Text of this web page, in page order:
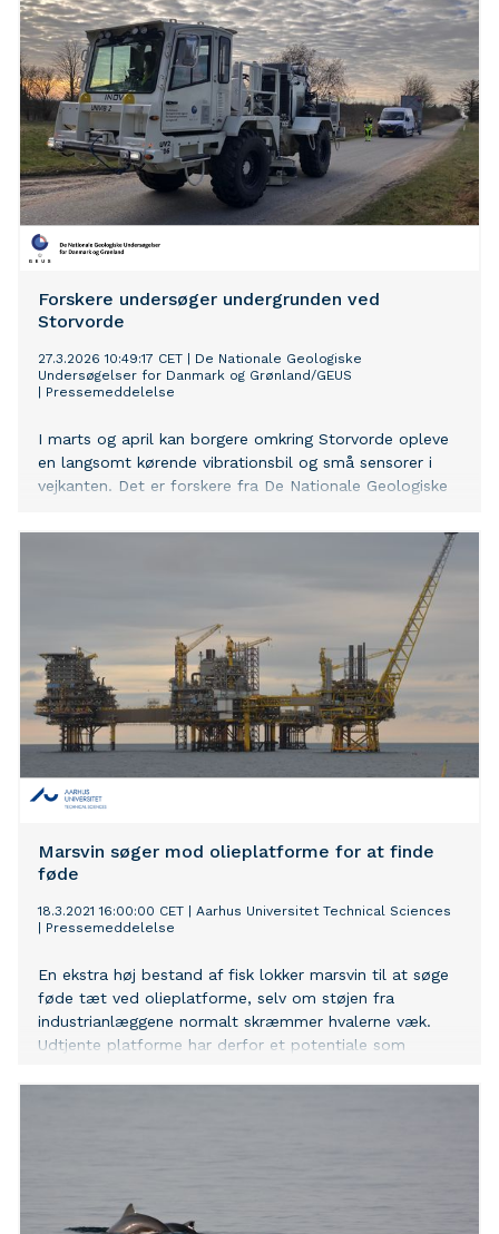
Forskere undersøger undergrunden ved
Storvorde
27.3.2026 10:49:17 CET
De Nationale Geologiske
Undersøgelser for Danmark og Grønland/GEUS
Pressemeddelelse
I marts og april kan borgere omkring Storvorde opleve
en langsomt kørende vibrationsbil og små sensorer i
vejkanten. Det er forskere fra De Nationale Geologiske
gennemfører seismiske undersøgelser af undergrunden i
Marsvin søger mod olieplatforme for at finde
føde
18.3.2021 16:00:00 CET
Aarhus Universitet Technical Sciences
Pressemeddelelse
En ekstra høj bestand af fisk lokker marsvin til at søge
føde tæt ved olieplatforme, selv om støjen fra
industrianlæggene normalt skræmmer hvalerne væk.
Udtjente platforme har derfor et potentiale som